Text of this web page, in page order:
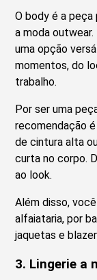
O body é a
a moda
uma opção
momentos, do
trabalho.
Por ser uma
recomendação
de cintura alta
curta no corpo.
ao look.
Além disso,
alfaiataria, por
jaquetas e
3. Lingerie a